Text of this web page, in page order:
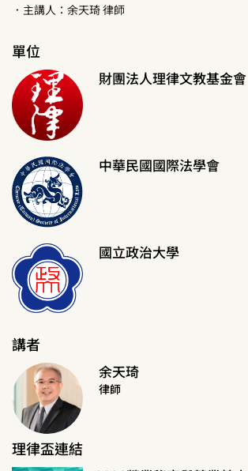
．主講人： 余天琦律師
單位
財團法人理律文教基金會
中華民國國際法學會
國立政治大學
講者
余天琦
律師
理律盃連結